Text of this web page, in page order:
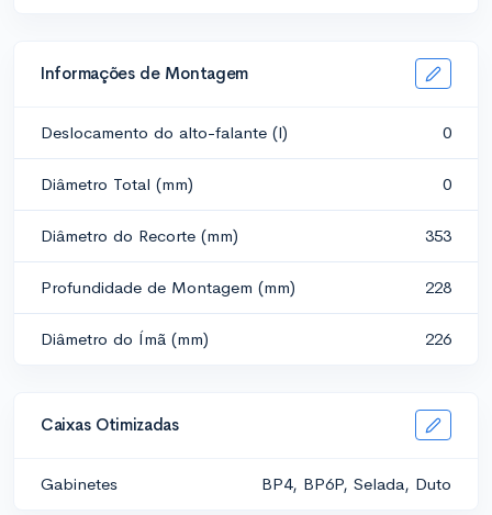
Informações de Montagem
Deslocamento do alto-falante (l) 0
Diâmetro Total (mm) 0
Diâmetro do Recorte (mm) 353
Profundidade de Montagem (mm) 228
Diâmetro do Ímã (mm) 226
Caixas Otimizadas
Gabinetes BP4, BP6P, Selada, Duto